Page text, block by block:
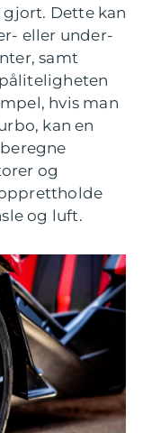
Dette kan
eller under-
samt
hvis man
kan en
og
og luft.